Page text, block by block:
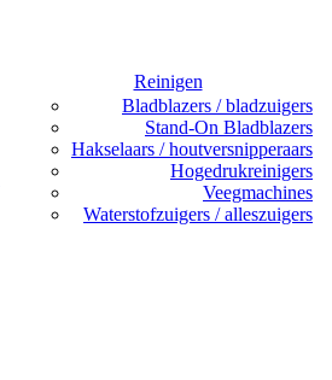
Reinigen
Bladblazers / bladzuigers
Stand-On Bladblazers
Hakselaars / houtversnipperaars
Hogedrukreinigers
Veegmachines
Waterstofzuigers / alleszuigers